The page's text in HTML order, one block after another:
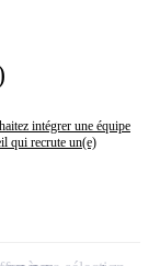
intégrer une équipe
qui recrute un(e)